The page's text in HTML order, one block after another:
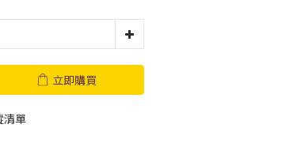
立即購買
清單